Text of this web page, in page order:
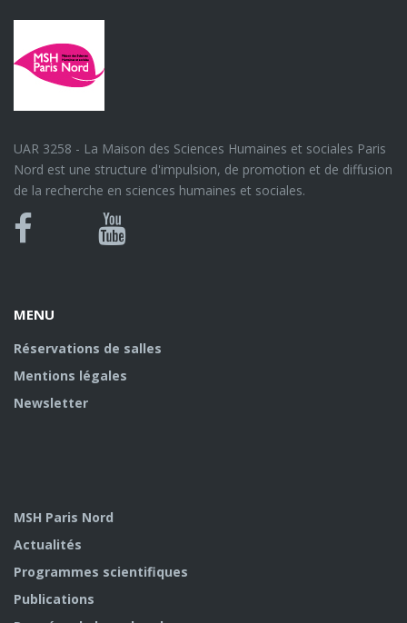
UAR 3258 - La Maison des Sciences Humaines et sociales Paris
Nord est une structure d'impulsion, de promotion et de diffusion
de la recherche en sciences humaines et sociales.
Bluesky
Canal
MENU
Réservations de salles
Mentions légales
Newsletter
MSH Paris Nord
Actualités
Programmes scientifiques
Publications